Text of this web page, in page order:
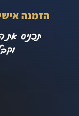
הזמנה
תכניס את